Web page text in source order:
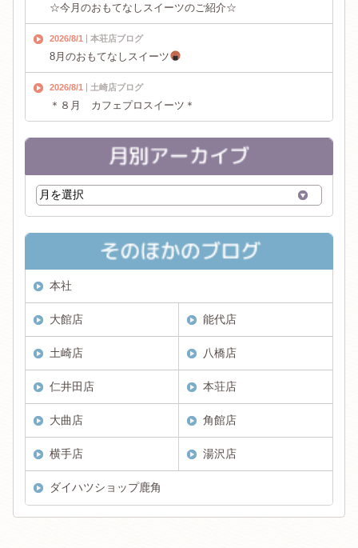
☆今月のおもてなしスイーツのご紹介☆
2026/8/1 本荘店ブログ
8月のおもてなしスイーツ
2026/8/1 土崎店ブログ
＊８月 カフェプロスイーツ＊
本社
大館店 能代店
土崎店 八橋店
仁井田店 本荘店
大曲店 角館店
横手店 湯沢店
ダイハツショップ鹿角